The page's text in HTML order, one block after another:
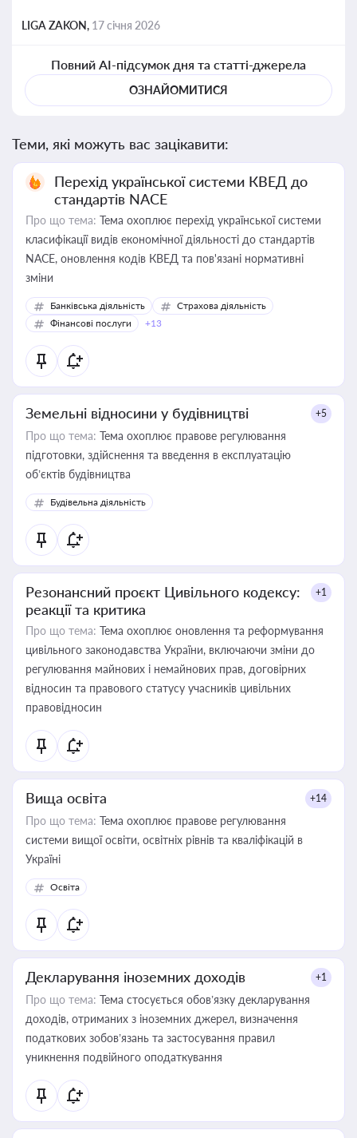
LIGA ZAKON, 17 січня 2026
Повний AI-підсумок дня та статті-джерела
ОЗНАЙОМИТИСЯ
Теми, які можуть вас зацікавити:
Перехід української системи КВЕД до
стандартів NACE
Про що тема: Тема охоплює перехід української системи
класифікації видів економічної діяльності до стандартів
NACE, оновлення кодів КВЕД та пов'язані нормативні
зміни
Банківська діяльність
Страхова діяльність
Фінансові послуги
+13
Земельні відносини у будівництві +5
Про що тема: Тема охоплює правове регулювання
підготовки, здійснення та введення в експлуатацію
об’єктів будівництва
Будівельна діяльність
Резонансний проєкт Цивільного кодексу:
реакції та критика
+1
Про що тема: Тема охоплює оновлення та реформування
цивільного законодавства України, включаючи зміни до
регулювання майнових і немайнових прав, договірних
відносин та правового статусу учасників цивільних
правовідносин
Вища освіта +14
Про що тема: Тема охоплює правове регулювання
системи вищої освіти, освітніх рівнів та кваліфікацій в
Україні
Освіта
Декларування іноземних доходів +1
Про що тема: Тема стосується обов’язку декларування
доходів, отриманих з іноземних джерел, визначення
податкових зобов’язань та застосування правил
уникнення подвійного оподаткування